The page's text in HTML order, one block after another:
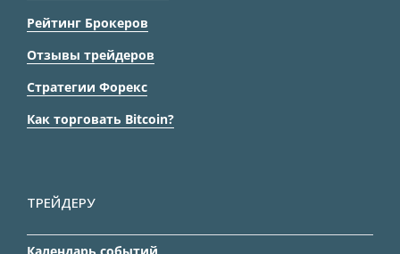
Рейтинг Брокеров
Отзывы трейдеров
Стратегии Форекс
Как торговать Bitcoin?
ТРЕЙДЕРУ
Календарь событий